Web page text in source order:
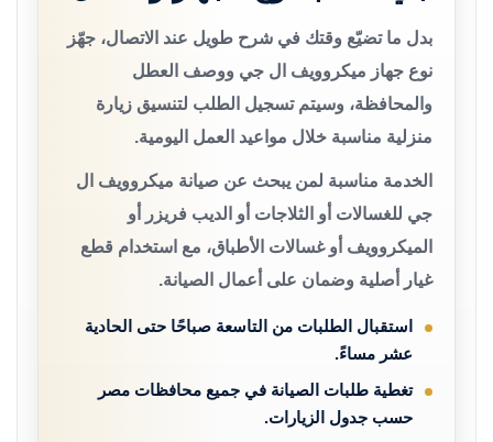
بدل ما تضيّع وقتك في شرح طويل عند الاتصال، جهّز
نوع جهاز ميكروويف ال جي ووصف العطل
والمحافظة، وسيتم تسجيل الطلب لتنسيق زيارة
منزلية مناسبة خلال مواعيد العمل اليومية.
الخدمة مناسبة لمن يبحث عن صيانة ميكروويف ال
جي للغسالات أو الثلاجات أو الديب فريزر أو
الميكروويف أو غسالات الأطباق، مع استخدام قطع
غيار أصلية وضمان على أعمال الصيانة.
استقبال الطلبات من التاسعة صباحًا حتى الحادية
عشر مساءً.
تغطية طلبات الصيانة في جميع محافظات مصر
حسب جدول الزيارات.